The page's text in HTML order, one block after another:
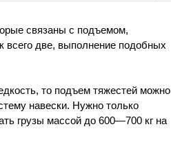
связаны с подъемом,
всего две, выполнение подобных
то подъем тяжестей можно
навески. Нужно только
грузы массой до 600—700 кг на